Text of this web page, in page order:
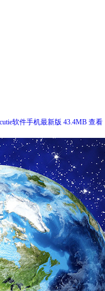
cutie软件手机最新版 43.4MB 查看